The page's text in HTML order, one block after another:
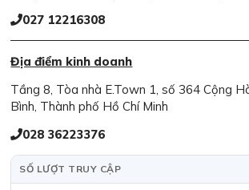
SỐ LƯỢT TRUY CẬP
027 12216308
Địa điểm kinh doanh
Tầng 8, Tòa nhà E.Town 1, số 364 Cộng
Bình, Thành phố Hồ Chí Minh
028 36223376